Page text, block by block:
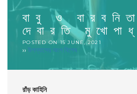
বাবু ও
দেবারতি
POSTED ON 15 JUNE, 2021
›› উপন্যাসের অংশ বিশেষ
রাঁড় কাহিনি